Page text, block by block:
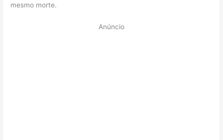
mesmo morte.
Anúncio